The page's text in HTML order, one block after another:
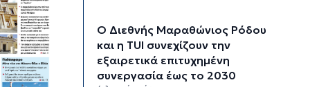
Ο Διεθνής Μαραθώνιος Ρόδου
και η TUI συνεχίζουν την
εξαιρετικά επιτυχημένη
συνεργασία έως το 2030